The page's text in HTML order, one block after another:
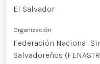
El Salvador
Organización
Federación Nacional
Salvadoreños